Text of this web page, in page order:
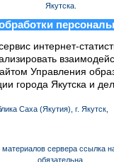
Якутска.
интернет-
Управления
города Якутска и
Саха (Якутия), г. Якутск,
сервера ссылка
обязательна.